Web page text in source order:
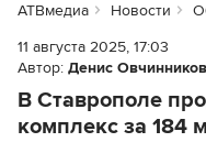
АТВмедиа Новости
11 августа 2025, 17:03
Автор: Денис Овчинников
В Ставрополе
комплекс за 184